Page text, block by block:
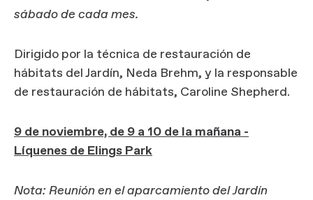
sábado de cada mes.
Dirigido por la técnica de restauración de
hábitats del Jardín, Neda Brehm, y la responsable
de restauración de hábitats, Caroline Shepherd.
9 de noviembre, de 9 a 10 de la mañana -
Líquenes de Elings Park
Nota: Reunión en el aparcamiento del Jardín